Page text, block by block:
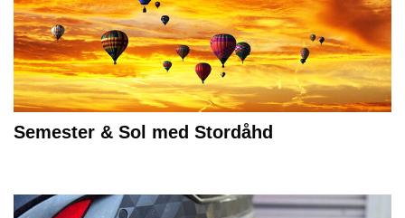
Semester & Sol med Stordåhd